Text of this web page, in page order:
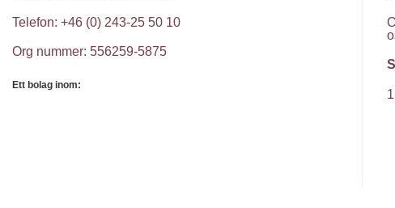
Telefon: +46 (0) 243-25 50 10
Org nummer: 556259-5875
Ett bolag inom: